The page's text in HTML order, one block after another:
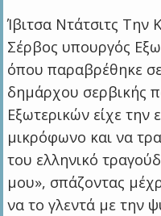
Ίβιτσα Ντάτσιτς Την
Σέρβος υπουργός
όπου παραβρέθηκε
δημάρχου σερβικής
Εξωτερικών είχε την
μικρόφωνο και να
του ελληνικό
μου», σπάζοντας
να το γλεντά με την